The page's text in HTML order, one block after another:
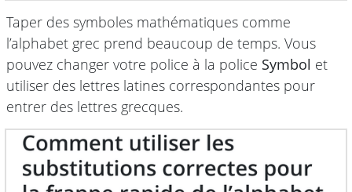
Taper des symboles mathématiques comme
l’alphabet grec prend beaucoup de temps. Vous
pouvez changer votre police à la police Symbol et
utiliser des lettres latines correspondantes pour
entrer des lettres grecques.